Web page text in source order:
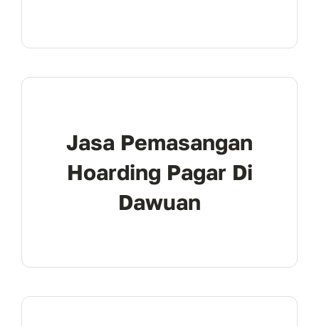
Jasa Pemasangan
Hoarding Pagar Di
Dawuan